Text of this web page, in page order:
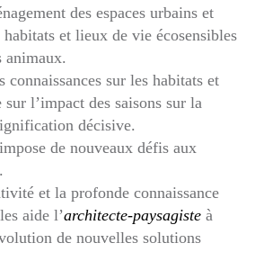
des espaces urbains et
et lieux de vie écosensibles
animaux.
connaissances sur les habitats et
l’impact des saisons sur la
décisive.
de nouveaux défis aux
et la profonde connaissance
aide l’architecte-paysagiste à
de nouvelles solutions